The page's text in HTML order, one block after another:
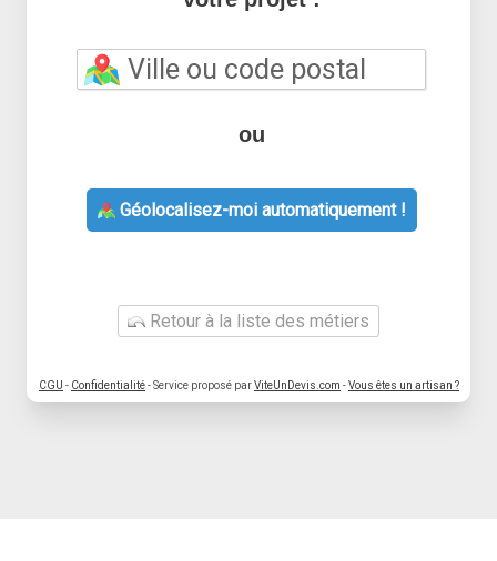
ou
Géolocalisez-moi automatiquement !
Retour à la liste des métiers
CGU - Confidentialité- Service proposé parViteUnDevis.com -Vous êtes un artisan ?